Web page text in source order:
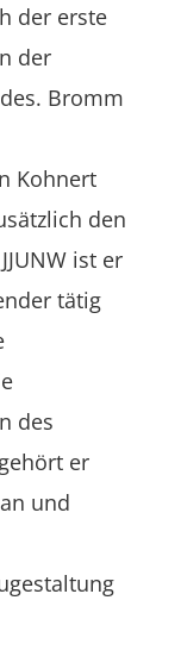
der erste
der
Bromm
Kohnert
den
ist er
tätig
des
er
und